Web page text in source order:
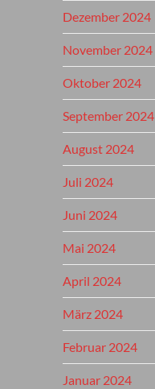
Dezember 2024
November 2024
Oktober 2024
September 2024
August 2024
Juli 2024
Juni 2024
Mai 2024
April 2024
März 2024
Februar 2024
Januar 2024